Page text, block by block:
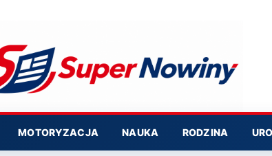
MOTORYZACJA NAUKA RODZINA